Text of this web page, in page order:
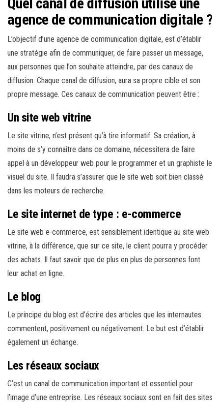
agence de communication digitale ?
L’objectif d’une agence de communication digitale, est d’établir
une stratégie afin de communiquer, de faire passer un message,
aux personnes que l’on souhaite atteindre, par des canaux de
diffusion. Chaque canal de diffusion, aura sa propre cible et son
propre message. Ces canaux de communication peuvent être :
Un site web vitrine
Le site vitrine, n’est présent qu’à tire informatif. Sa création, à
moins de s’y connaître dans ce domaine, nécessitera de faire
appel à un développeur web pour le programmer et un graphiste le
visuel du site. Il faudra s’assurer que le site web soit bien classé
dans les moteurs de recherche.
Le site internet de type : e-commerce
Le site web e-commerce, est sensiblement identique au site web
vitrine, à la différence, que sur ce site, le client pourra y procéder
des achats. Il faut savoir que de plus en plus de personnes font
leur achat en ligne.
Le blog
Le principe du blog est d’écrire des articles que les internautes
commentent, positivement ou négativement. Le but est d’établir
également un échange.
Les réseaux sociaux
C’est un canal de communication important et essentiel pour
l’image d’une entreprise. Les réseaux sociaux sont en fait des sites